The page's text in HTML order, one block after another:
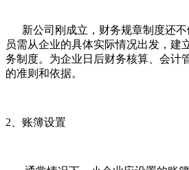
新公司刚成立，财务规章制度还不
员需从企业的具体实际情况出发，建
务制度。为企业日后财务核算、会计
的准则和依据。
2、账簿设置